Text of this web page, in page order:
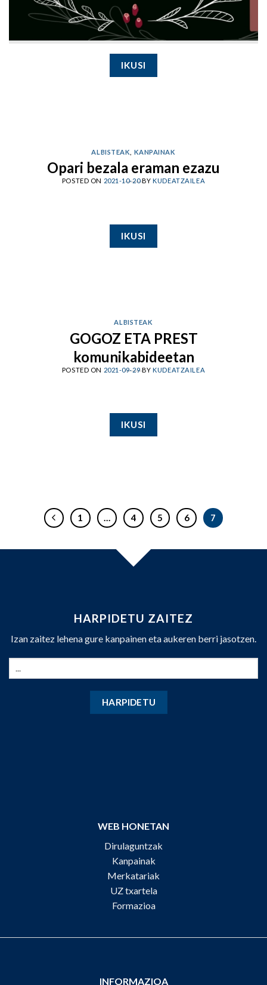
IKUSI
ALBISTEAK KANPAINAK
Opari bezala eraman ezazu
POSTED ON 2021-10-20BYKUDEATZAILEA
IKUSI
ALBISTEAK
GOGOZ ETA PREST
komunikabideetan
POSTED ON 2021-09-29BYKUDEATZAILEA
IKUSI
1 4 5 6 7
HARPIDETU ZAITEZ
Izan zaitez lehena gure kanpainen eta aukeren berri jasotzen.
WEB HONETAN
Dirulaguntzak
Kanpainak
Merkatariak
UZ txartela
Formazioa
INFORMAZIOA